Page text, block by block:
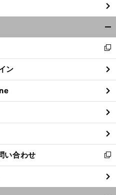
閉
る
新
し
い
ウ
ィ
ン
ド
ウ
で
開
く
ン
い合わせ
新
し
い
ウ